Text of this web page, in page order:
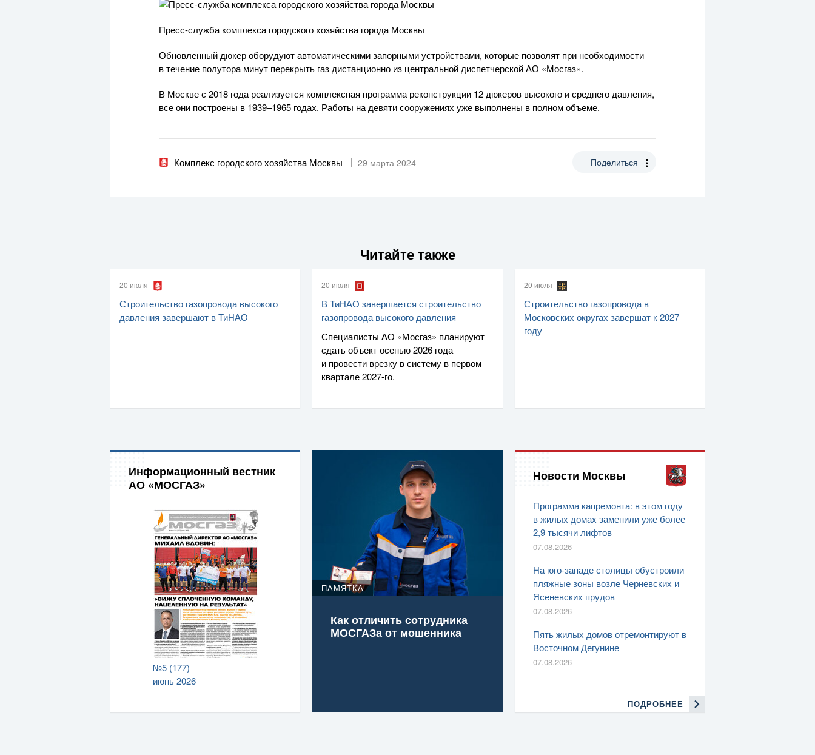
Пресс-служба комплекса городского хозяйства города Москвы
Обновленный дюкер оборудуют автоматическими запорными устройствами, которые позволят при необходимости
в течение полутора минут перекрыть газ дистанционно из центральной диспетчерской АО «Мосгаз».
В Москве с 2018 года реализуется комплексная программа реконструкции 12 дюкеров высокого и среднего давления,
все они построены в 1939–1965 годах. Работы на девяти сооружениях уже выполнены в полном объеме.
Комплекс городского хозяйства Москвы 29 марта 2024 Поделиться
Читайте также
20 июля
Строительство газопровода высокого
давления завершают в ТиНАО
20 июля
В ТиНАО завершается строительство
газопровода высокого давления
СпециалистыАО «Мосгаз» планируют
сдать объект осенью 2026 года
и провести врезку в систему в первом
квартале2027-го.
20 июля
Строительство газопровода в
Московских округах завершат к 2027
году
Информационный вестник
АО «МОСГАЗ»
№5 (177)
июнь 2026
ПАМЯТКА
Как отличить сотрудника
МОСГАЗа от мошенника
Новости Москвы
Программа капремонта: в этом году
в жилых домах заменили уже более
2,9 тысячи лифтов
07.08.2026
На юго-западе столицы обустроили
пляжные зоны возле Черневских и
Ясеневских прудов
07.08.2026
Пять жилых домов отремонтируют в
Восточном Дегунине
07.08.2026
ПОДРОБНЕЕ